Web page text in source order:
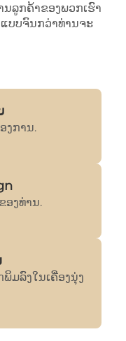
ລູກຄ້າຂອງພວກເຮົາ
ບບຈົນກວ່າທ່ານຈະ
ງການ.
ອງທ່ານ.
ມລົງໃນເຄື່ອງນຸ່ງ